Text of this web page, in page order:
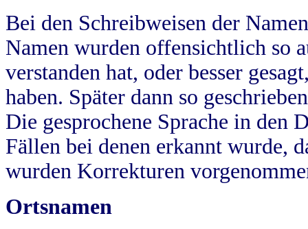
Bei den Schreibweisen der
Namen wurden offensichtlich so
verstanden hat, oder besser
haben. Später dann so
Die gesprochene Sprache in
Fällen bei denen erkannt wurde,
wurden Korrekturen
Ortsnamen